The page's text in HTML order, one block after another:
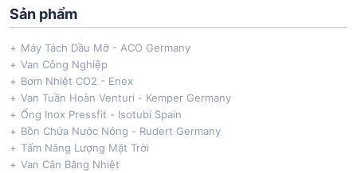
Sản phẩm
Máy Tách Dầu Mỡ - ACO Germany
Van Công Nghiệp
Bơm Nhiệt CO2 - Enex
Van Tuần Hoàn Venturi - Kemper Germany
Ống Inox Pressfit - Isotubi Spain
Bồn Chứa Nước Nóng - Rudert Germany
Tấm Năng Lượng Mặt Trời
Van Cân Bằng Nhiệt